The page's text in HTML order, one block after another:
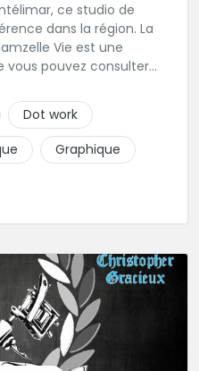
ce studio de
dans la région. La
Vie est une
vous pouvez consulter
Dot work
Graphique